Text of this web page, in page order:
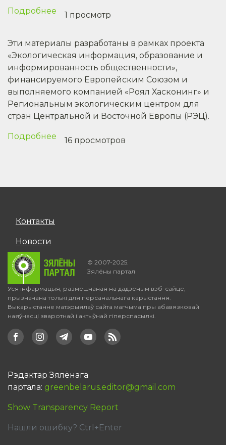
Комитета
вопросам
соблюдения
Подробнее
V/9d
о
соблюдении
Беларусью
своих
обязательств
по
конвенции
1 просмотр
Эти материалы разработаны в рамках проекта
«Экологическая информация, образование и
информированность общественности»,
финансируемого Европейским Союзом и
выполняемого компанией «Роял Хасконинг» и
Региональным экологическим центром для
стран Центральной и Восточной Европы (РЭЦ).
Подробнее
конвенции
16 просмотров
Контакты
Новости
© 2007-2025.
Зялёны партал
Уся інфармацыя, размешчаная на дадзеным вэб-сайце,
прызначана толькі для персанальнага карыстання.
Выкарыстанне матэрыялаў сайта магчыма пры абавязковай
наяўнасці зваротнай і актыўнай гіперспасылкі.
Рэдактар Зялёнага
партала: greenbelarus.editor@gmail.com
Show Transparency Report
Нашли ошибку? Ctrl+Enter